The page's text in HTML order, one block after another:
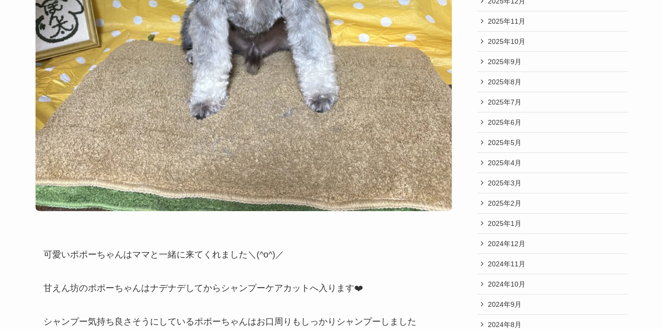
可愛いポポーちゃんはママと一緒に来てくれました＼(^o^)／
甘えん坊のポポーちゃんはナデナデしてからシャンプーケアカットへ入ります❤️
シャンプー気持ち良さそうにしているポポーちゃんはお口周りもしっかりシャンプーしました
2025年11月
2025年10月
2025年9月
2025年8月
2025年7月
2025年6月
2025年5月
2025年4月
2025年3月
2025年2月
2025年1月
2024年12月
2024年11月
2024年10月
2024年9月
2024年8月